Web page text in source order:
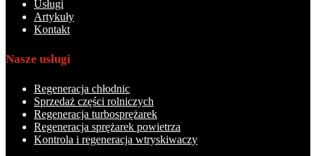
Usługi
Artykuły
Kontakt
Nasze usługi
Regeneracja chłodnic
Sprzedaż części rolniczych
Regeneracja turbosprężarek
Regeneracja sprężarek powietrza
Kontrola i regeneracja wtryskiwaczy